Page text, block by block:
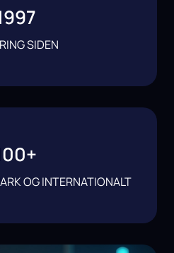
SIDEN
+
OG INTERNATIONALT